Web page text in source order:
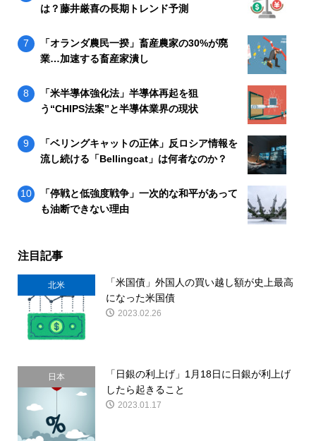
は？藤井厳喜の長期トレンド予測
「オランダ農民一揆」畜産農家の30%が廃
業…加速する畜産家潰し
「米半導体強化法」半導体再起を狙
う“CHIPS法案”と半導体業界の現状
「ベリングキャットの正体」反ロシア情報を
流し続ける「Bellingcat」は何者なのか？
「停戦と低強度戦争」一次的な和平があって
も油断できない理由
注目記事
北米
「米国債」外国人の買い越し額が史上最高
になった米国債
2023.02.26
日本
「日銀の利上げ」1月18日に日銀が利上げ
したら起きること
2023.01.17